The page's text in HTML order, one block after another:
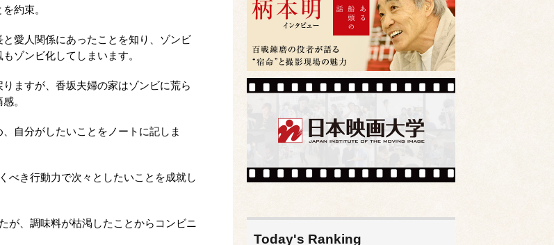
約束。
愛人関係にあったことを知り、ゾンビ
ゾンビ化してしまいます。
ますが、香坂夫婦の家はゾンビに荒ら
。
自分がしたいことをノートに記しま
べき行動力で次々としたいことを成就し
が、調味料が枯渇したことからコンビニ
Today's Ranking